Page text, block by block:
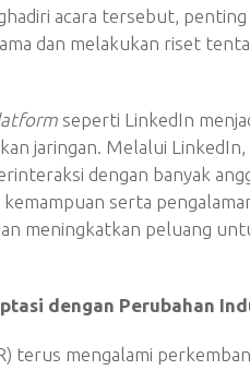
acara tersebut,
dan melakukan riset
seperti LinkedIn
jaringan. Melalui
dengan banyak
serta
meningkatkan peluang
dengan Perubahan
terus mengalami